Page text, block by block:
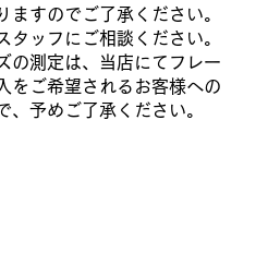
すのでご了承ください。
ッフにご相談ください。
の測定は、当店にてフレー
をご希望されるお客様への
、予めご了承ください。